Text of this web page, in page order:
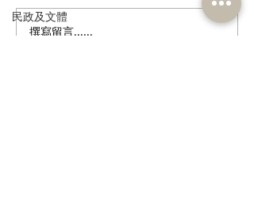
民政及文體
陳永光歡迎中醫醫院推展
撰寫留言......